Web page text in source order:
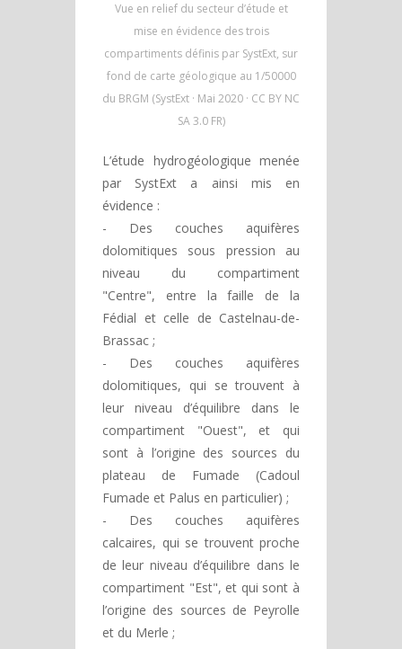
Vue en relief du secteur d’étude et
mise en évidence des trois
compartiments définis par SystExt, sur
fond de carte géologique au 1/50000
du BRGM (SystExt · Mai 2020 · CC BY NC
SA 3.0 FR)
L’étude hydrogéologique menée
par SystExt a ainsi mis en
évidence :
- Des couches aquifères
dolomitiques sous pression au
niveau du compartiment
"Centre", entre la faille de la
Fédial et celle de Castelnau-de-
Brassac ;
- Des couches aquifères
dolomitiques, qui se trouvent à
leur niveau d’équilibre dans le
compartiment "Ouest", et qui
sont à l’origine des sources du
plateau de Fumade (Cadoul
Fumade et Palus en particulier) ;
- Des couches aquifères
calcaires, qui se trouvent proche
de leur niveau d’équilibre dans le
compartiment "Est", et qui sont à
l’origine des sources de Peyrolle
et du Merle ;